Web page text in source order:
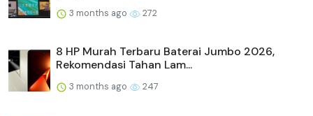
3 months ago 272
8 HP Murah Terbaru Baterai Jumbo 2026,
Rekomendasi Tahan Lam...
3 months ago 247